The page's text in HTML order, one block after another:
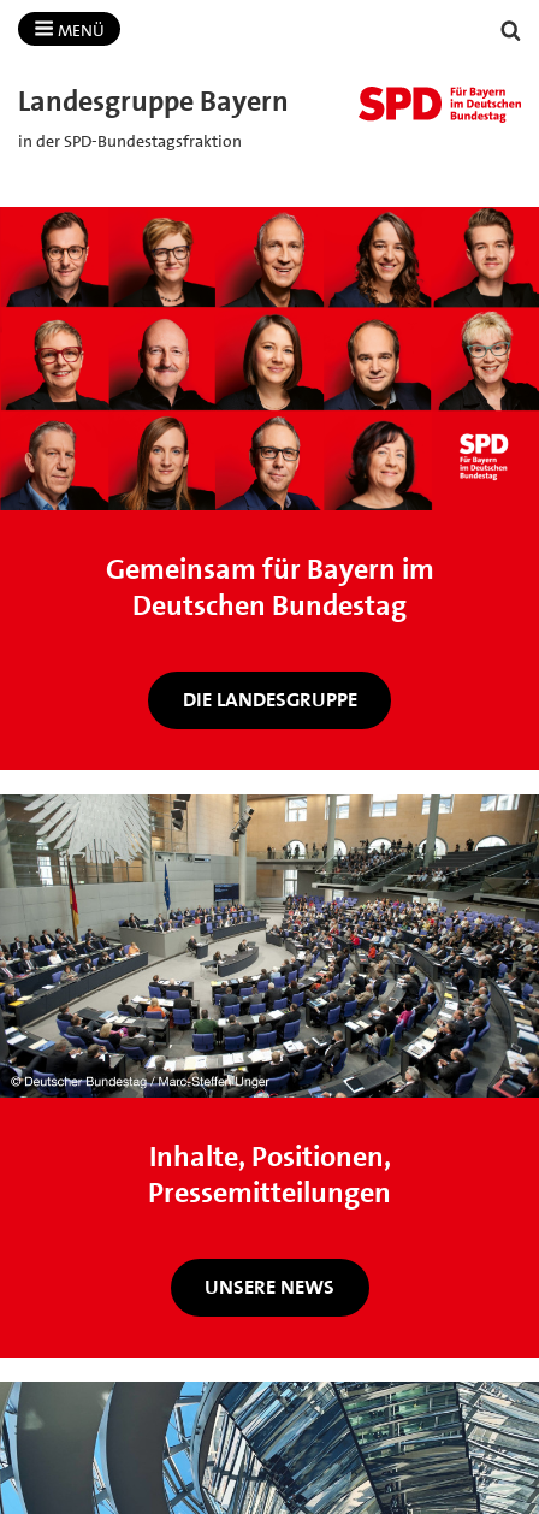
MENÜ
Landesgruppe Bayern
in der SPD-Bundestagsfraktion
Gemeinsam für Bayern im
Deutschen Bundestag
DIE LANDESGRUPPE
Inhalte, Positionen,
Pressemitteilungen
UNSERE NEWS